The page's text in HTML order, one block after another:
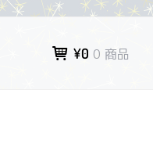
¥0 0 商品